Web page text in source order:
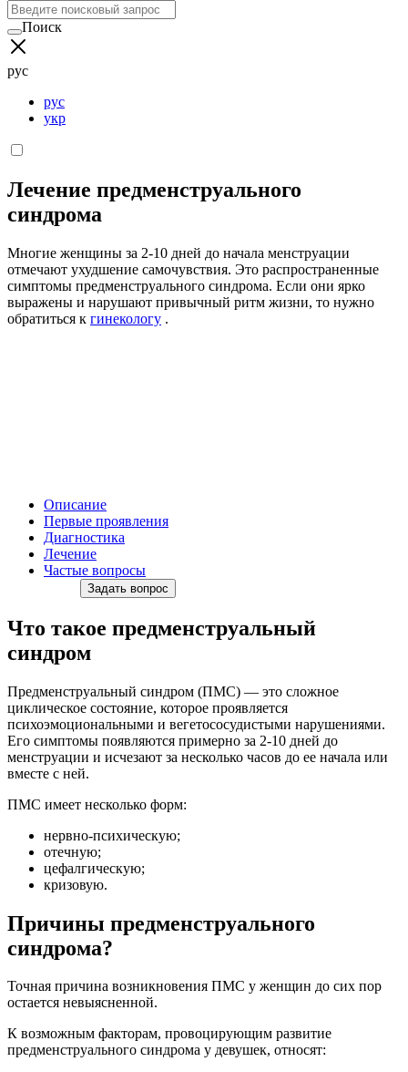
Поиск
рус
рус
укр
Лечение предменструального
синдрома
Многие женщины за 2-10 дней до начала менструации
отмечают ухудшение самочувствия. Это распространенные
симптомы предменструального синдрома. Если они ярко
выражены и нарушают привычный ритм жизни, то нужно
обратиться к гинекологу .
Описание
Первые проявления
Диагностика
Лечение
Частые вопросы
Задать вопрос
Что такое предменструальный
синдром
Предменструальный синдром (ПМС) — это сложное
циклическое состояние, которое проявляется
психоэмоциональными и вегетососудистыми нарушениями.
Его симптомы появляются примерно за 2-10 дней до
менструации и исчезают за несколько часов до ее начала или
вместе с ней.
ПМС имеет несколько форм:
нервно-психическую;
отечную;
цефалгическую;
кризовую.
Причины предменструального
синдрома?
Точная причина возникновения ПМС у женщин до сих пор
остается невыясненной.
К возможным факторам, провоцирующим развитие
предменструального синдрома у девушек, относят: